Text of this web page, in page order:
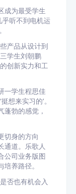
成为最受学生
乎听不到电机运
产品从设计到
学生刘朝鹏
创新实力和工
一学生程思佳
想来实习的’。
蓬勃的感觉，
切身的方向
道。乐歌人
公司业务版图
养路径。
否也有机会入